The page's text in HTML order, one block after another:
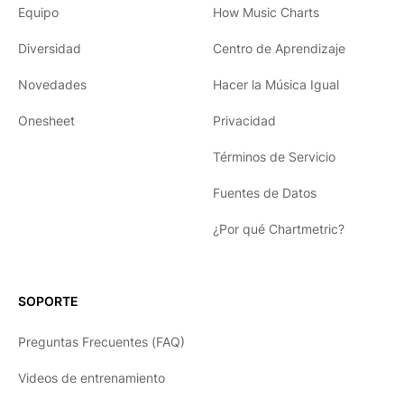
Equipo
Diversidad
Novedades
Onesheet
How Music Charts
Centro de Aprendizaje
Hacer la Música Igual
Privacidad
Términos de Servicio
Fuentes de Datos
¿Por qué Chartmetric?
SOPORTE
Preguntas Frecuentes (FAQ)
Videos de entrenamiento
한국어
Português